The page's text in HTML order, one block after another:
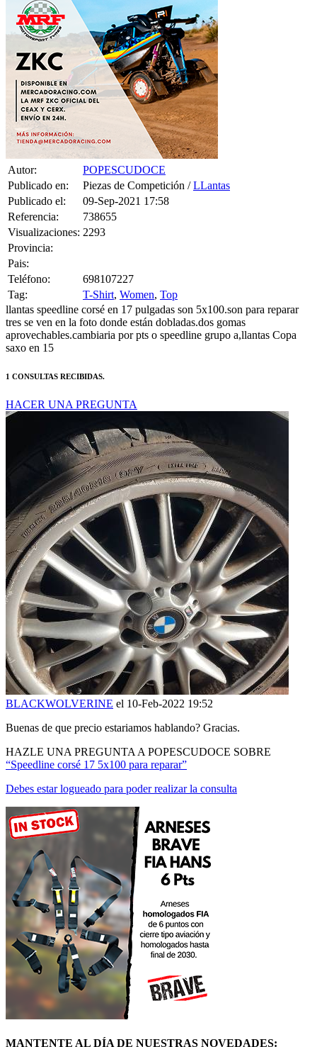
POPESCUDOCE
Publicado en:
Piezas de Competición /
Publicado el:
09-Sep-2021 17:58
Referencia:
738655
Visualizaciones:
2293
Provincia:
Pais:
Teléfono:
Tag:
T-Shirt,Women
llantas speedline corsé en 17 pulgadas son 5x100.son para reparar
tres se ven en la foto donde están dobladas.dos gomas
aprovechables.cambiaria por pts o speedline grupo a,llantas Copa
saxo en 15
BLACKWOLVERINE
el 10-Feb-2022 19:52
Buenas de que precio estariamos hablando? Gracias.
HAZLE UNA PREGUNTA A POPESCUDOCE SOBRE
“Speedline corsé 17 5x100 para reparar”
Debes estar logueado para poder realizar la consulta